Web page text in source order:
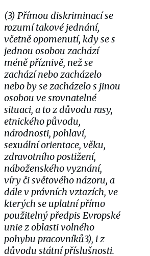
(3) Přímou diskriminací se
rozumí takové jednání,
včetně opomenutí, kdy se s
jednou osobou zachází
méně příznivě, než se
zachází nebo zacházelo
nebo by se zacházelo s jinou
osobou ve srovnatelné
situaci, a to z důvodu rasy,
etnického původu,
národnosti, pohlaví,
sexuální orientace, věku,
zdravotního postižení,
náboženského vyznání,
víry či světového názoru, a
dále v právních vztazích, ve
kterých se uplatní přímo
použitelný předpis Evropské
unie z oblasti volného
pohybu pracovníků3), i z
důvodu státní příslušnosti.